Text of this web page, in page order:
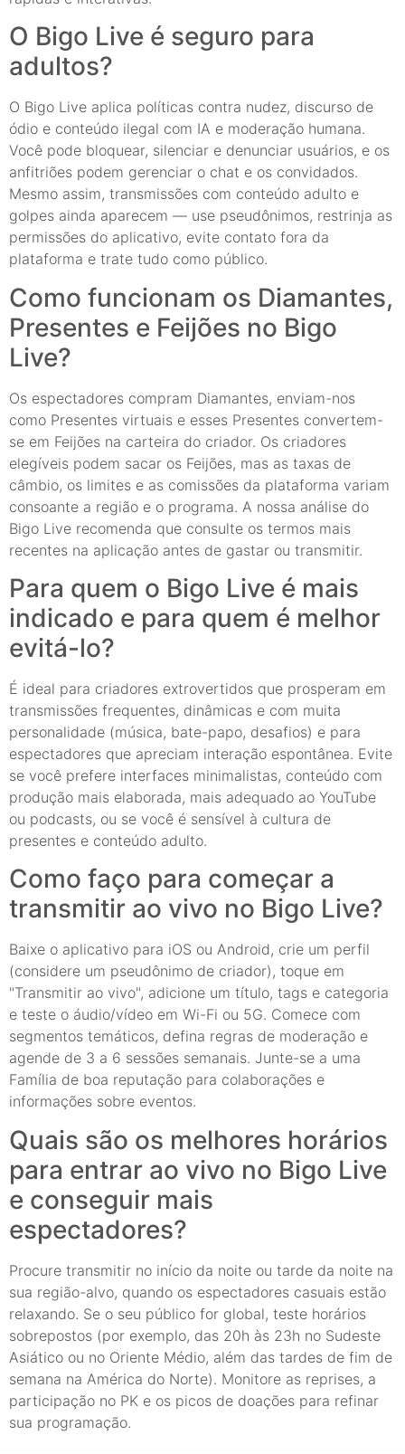
O Bigo Live é seguro para
adultos?
O Bigo Live aplica políticas contra nudez, discurso de
ódio e conteúdo ilegal com IA e moderação humana.
Você pode bloquear, silenciar e denunciar usuários, e os
anfitriões podem gerenciar o chat e os convidados.
Mesmo assim, transmissões com conteúdo adulto e
golpes ainda aparecem — use pseudônimos, restrinja as
permissões do aplicativo, evite contato fora da
plataforma e trate tudo como público.
Como funcionam os Diamantes,
Presentes e Feijões no Bigo
Live?
Os espectadores compram Diamantes, enviam-nos
como Presentes virtuais e esses Presentes convertem-
se em Feijões na carteira do criador. Os criadores
elegíveis podem sacar os Feijões, mas as taxas de
câmbio, os limites e as comissões da plataforma variam
consoante a região e o programa. A nossa análise do
Bigo Live recomenda que consulte os termos mais
recentes na aplicação antes de gastar ou transmitir.
Para quem o Bigo Live é mais
indicado e para quem é melhor
evitá-lo?
É ideal para criadores extrovertidos que prosperam em
transmissões frequentes, dinâmicas e com muita
personalidade (música, bate-papo, desafios) e para
espectadores que apreciam interação espontânea. Evite
se você prefere interfaces minimalistas, conteúdo com
produção mais elaborada, mais adequado ao YouTube
ou podcasts, ou se você é sensível à cultura de
presentes e conteúdo adulto.
Como faço para começar a
transmitir ao vivo no Bigo Live?
Baixe o aplicativo para iOS ou Android, crie um perfil
(considere um pseudônimo de criador), toque em
"Transmitir ao vivo", adicione um título, tags e categoria
e teste o áudio/vídeo em Wi-Fi ou 5G. Comece com
segmentos temáticos, defina regras de moderação e
agende de 3 a 6 sessões semanais. Junte-se a uma
Família de boa reputação para colaborações e
informações sobre eventos.
Quais são os melhores horários
para entrar ao vivo no Bigo Live
e conseguir mais
espectadores?
Procure transmitir no início da noite ou tarde da noite na
sua região-alvo, quando os espectadores casuais estão
relaxando. Se o seu público for global, teste horários
sobrepostos (por exemplo, das 20h às 23h no Sudeste
Asiático ou no Oriente Médio, além das tardes de fim de
semana na América do Norte). Monitore as reprises, a
participação no PK e os picos de doações para refinar
sua programação.